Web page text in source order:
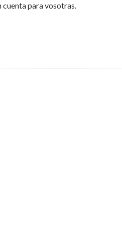
cuenta para vosotras.